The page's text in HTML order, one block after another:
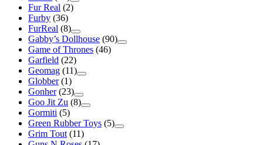
Fur Real (2)
Furby (36)
FurReal (8)
Gabby’s Dollhouse (90)
Game of Thrones (46)
Garfield (22)
Geomag (11)
Globber (1)
Gonher (23)
Goo Jit Zu (8)
Gormiti (5)
Green Rubber Toys (5)
Grim Tout (11)